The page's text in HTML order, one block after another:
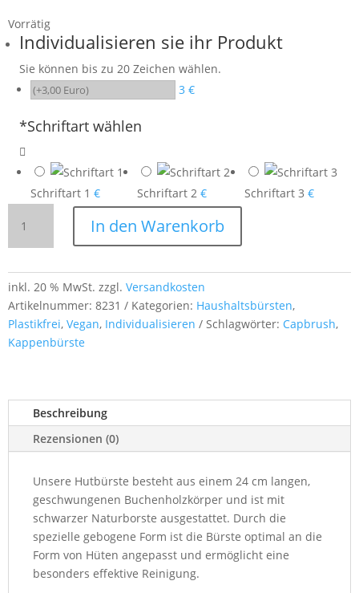
Vorrätig
Individualisieren sie ihr Produkt
Sie können bis zu 20 Zeichen wählen.
3 €
*Schriftart wählen
Schriftart 1 € Schriftart 2 € Schriftart 3 €
aus
Buchenholz
cm
–
gebogen
mit
Menge
In den Warenkorb
inkl. 20 % MwSt. zzgl. Versandkosten
Artikelnummer: 8231 Kategorien: Haushaltsbürsten,
Plastikfrei, Vegan, Individualisieren Schlagwörter: Capbrush,
Kappenbürste
Beschreibung
Rezensionen (0)
Unsere Hutbürste besteht aus einem 24 cm langen,
geschwungenen Buchenholzkörper und ist mit
schwarzer Naturborste ausgestattet. Durch die
spezielle gebogene Form ist die Bürste optimal an die
Form von Hüten angepasst und ermöglicht eine
besonders effektive Reinigung.